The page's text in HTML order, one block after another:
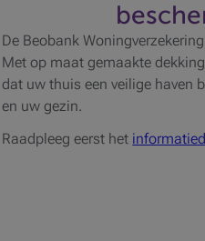
De Beobank
Met op maat gemaakte
dat uw thuis een veilige haven
en uw gezin.
Raadpleeg eerst het